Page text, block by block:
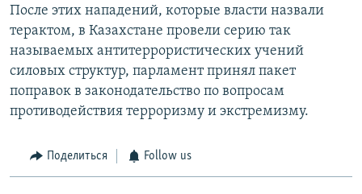
После этих нападений, которые власти назвали
терактом, в Казахстане провели серию так
называемых антитеррористических учений
силовых структур, парламент принял пакет
поправок в законодательство по вопросам
противодействия терроризму и экстремизму.
Поделиться Follow us